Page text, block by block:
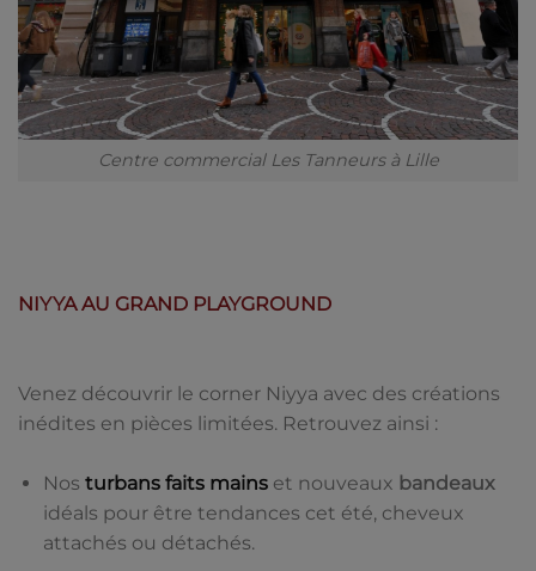
Centre commercial Les Tanneurs à Lille
NIYYA AU GRAND PLAYGROUND
Venez découvrir le corner Niyya avec des créations
inédites en pièces limitées. Retrouvez ainsi :
Nos turbans faits mainset nouveaux bandeaux
idéals pour être tendances cet été, cheveux
attachés ou détachés.